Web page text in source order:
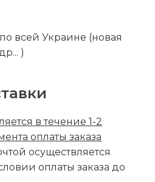
всей Украине (новая
)
в течение 1-2
оплаты заказа
осуществляется
оплаты заказа до